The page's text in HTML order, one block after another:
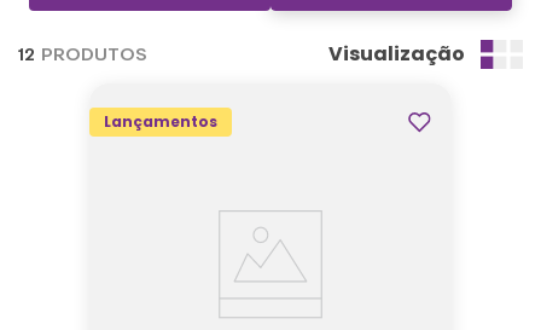
12 PRODUTOS Visualização
Lançamentos